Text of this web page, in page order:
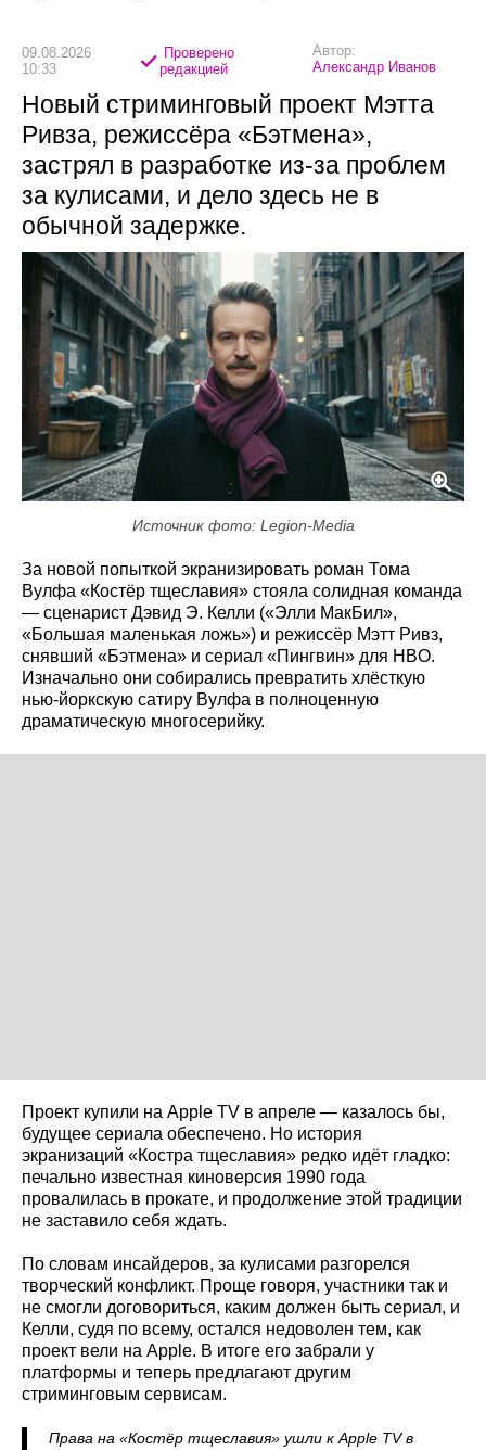
09.08.2026
10:33
Проверено
редакцией
Автор:
Александр Иванов
Новый стриминговый проект Мэтта
Ривза, режиссёра «Бэтмена»,
застрял в разработке из-за проблем
за кулисами, и дело здесь не в
обычной задержке.
Источник фото: Legion-Media
За новой попыткой экранизировать роман Тома
Вулфа «Костёр тщеславия» стояла солидная команда
— сценарист Дэвид Э. Келли («Элли МакБил»,
«Большая маленькая ложь») и режиссёр Мэтт Ривз,
снявший «Бэтмена» и сериал «Пингвин» для HBO.
Изначально они собирались превратить хлёсткую
нью-йоркскую сатиру Вулфа в полноценную
драматическую многосерийку.
Проект купили на Apple TV в апреле — казалось бы,
будущее сериала обеспечено. Но история
экранизаций «Костра тщеславия» редко идёт гладко:
печально известная киноверсия 1990 года
провалилась в прокате, и продолжение этой традиции
не заставило себя ждать.
По словам инсайдеров, за кулисами разгорелся
творческий конфликт. Проще говоря, участники так и
не смогли договориться, каким должен быть сериал, и
Келли, судя по всему, остался недоволен тем, как
проект вели на Apple. В итоге его забрали у
платформы и теперь предлагают другим
стриминговым сервисам.
Права на «Костёр тщеславия» ушли к Apple TV в